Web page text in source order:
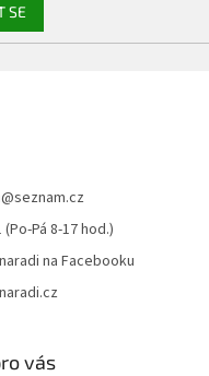
SE
@seznam.cz
(Po-Pá 8-17 hod.)
na Facebooku
vás